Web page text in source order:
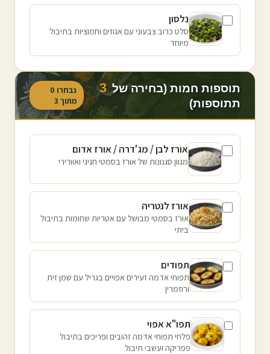
נלסון
סלט כרוב צבעוני עם אגוזים וחמוציות בתיבול
מיוחד
תוספות חמות (בחירה של 3
תתוספות)
נבחרו 0
מתוך 3
אורז לבן / מג'דרה / אורז אדום
מגוון סגנונות של אורז בסמטי חגיגי ואוורירי
אורז לנטריה
אורז בסמטי מבושל עם אטריות שחומות בתיבול
ביתי
תפודים
תפוחי אדמה זעירים אפויים בגריל עם שמן זית
ורוזמרין
תפו"א אפוי
פלחי תפוחי אדמה זהובים ופריכים בתיבול
פפריקה ועשבי תיבול